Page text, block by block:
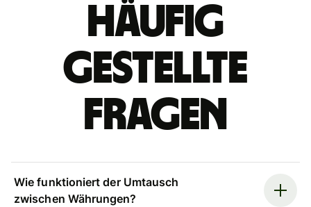
Häufig
gestellte
Fragen
Wie funktioniert der Umtausch
zwischen Währungen?